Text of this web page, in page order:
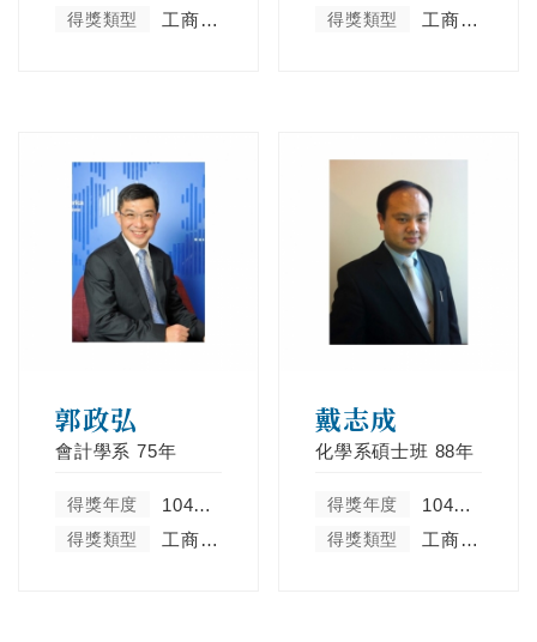
得獎類型 工商菁英類 得獎類型 工商菁英類
郭政弘
會計學系 75年
得獎年度 104學年度
得獎類型 工商菁英類
戴志成
化學系碩士班 88年
得獎年度 104學年度
得獎類型 工商菁英類